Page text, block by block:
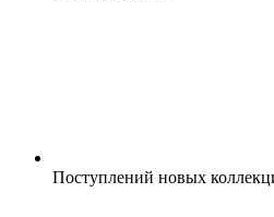
Поступлений новых